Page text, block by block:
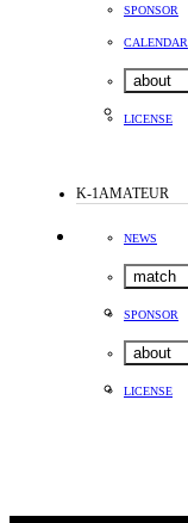
SPONSOR
CALENDAR
about
LICENSE
K-1AMATEUR
NEWS
match
SPONSOR
about
LICENSE